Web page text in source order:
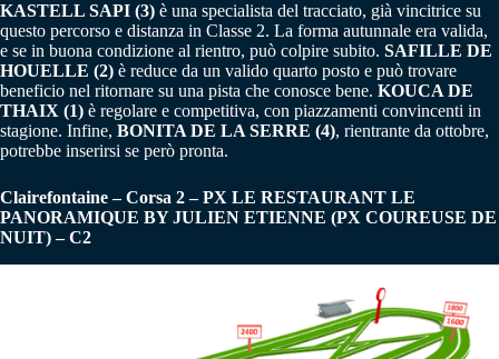
KASTELL SAPI (3) è una specialista del tracciato, già vincitrice su
questo percorso e distanza in Classe 2. La forma autunnale era valida,
e se in buona condizione al rientro, può colpire subito. SAFILLE DE
HOUELLE (2) è reduce da un valido quarto posto e può trovare
beneficio nel ritornare su una pista che conosce bene. KOUCA DE
THAIX (1) è regolare e competitiva, con piazzamenti convincenti in
stagione. Infine, BONITA DE LA SERRE (4), rientrante da ottobre,
potrebbe inserirsi se però pronta.
Clairefontaine – Corsa 2 – PX LE RESTAURANT LE
PANORAMIQUE BY JULIEN ETIENNE (PX COUREUSE DE
NUIT) – C2